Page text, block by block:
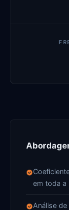
em toda a
Análise